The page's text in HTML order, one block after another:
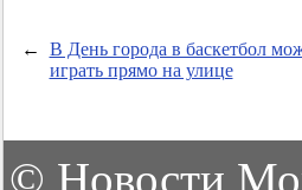
←
В День города в баскетбол
играть прямо на улице
© Новости